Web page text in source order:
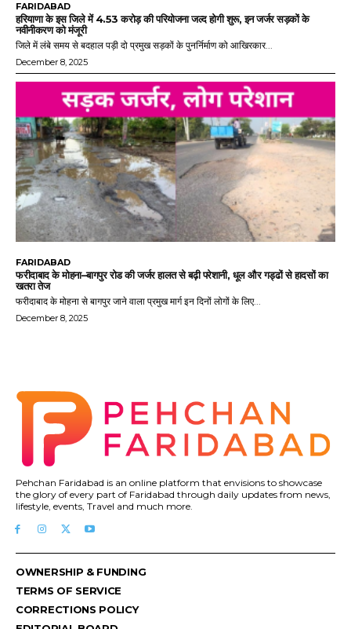
FARIDABAD
हरियाणा के इस जिले में 4.53 करोड़ की परियोजना जल्द होगी शुरू, इन जर्जर सड़कों के
नवीनीकरण को मंजूरी
जिले में लंबे समय से बदहाल पड़ी दो प्रमुख सड़कों के पुनर्निर्माण को आखिरकार...
December 8, 2025
FARIDABAD
फरीदाबाद के मोहना–बागपुर रोड की जर्जर हालत से बढ़ी परेशानी, धूल और गड्ढों से हादसों का
खतरा तेज
फरीदाबाद के मोहना से बागपुर जाने वाला प्रमुख मार्ग इन दिनों लोगों के लिए...
December 8, 2025
Pehchan Faridabad is an online platform that envisions to showcase
the glory of every part of Faridabad through daily updates from news,
lifestyle, events, Travel and much more.
OWNERSHIP & FUNDING
TERMS OF SERVICE
CORRECTIONS POLICY